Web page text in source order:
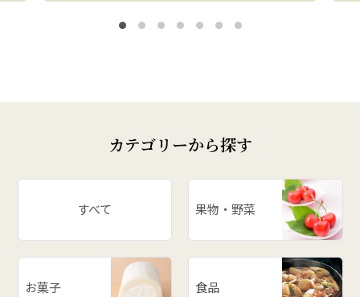
カテゴリーから探す
すべて 果物・野菜
お菓子 食品